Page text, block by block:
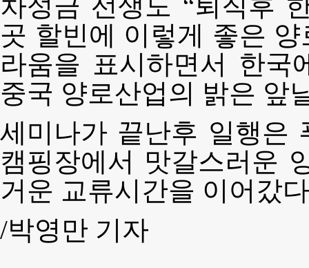
차성금 선생도 “퇴직후
곳 할빈에 이렇게 좋은
라움을 표시하면서 한국
중국 양로산업의 밝은 앞
세미나가 끝난후 일행은
캠핑장에서 맛갈스러운
거운 교류시간을 이어갔
/박영만 기자